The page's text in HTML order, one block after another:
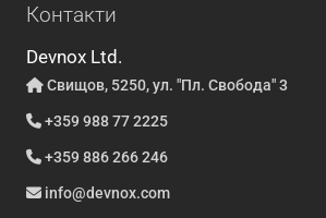
Контакти
Devnox Ltd.
Свищов, 5250, ул. "Пл. Свобода" 3
+359 988 77 2225
+359 886 266 246
info@devnox.com